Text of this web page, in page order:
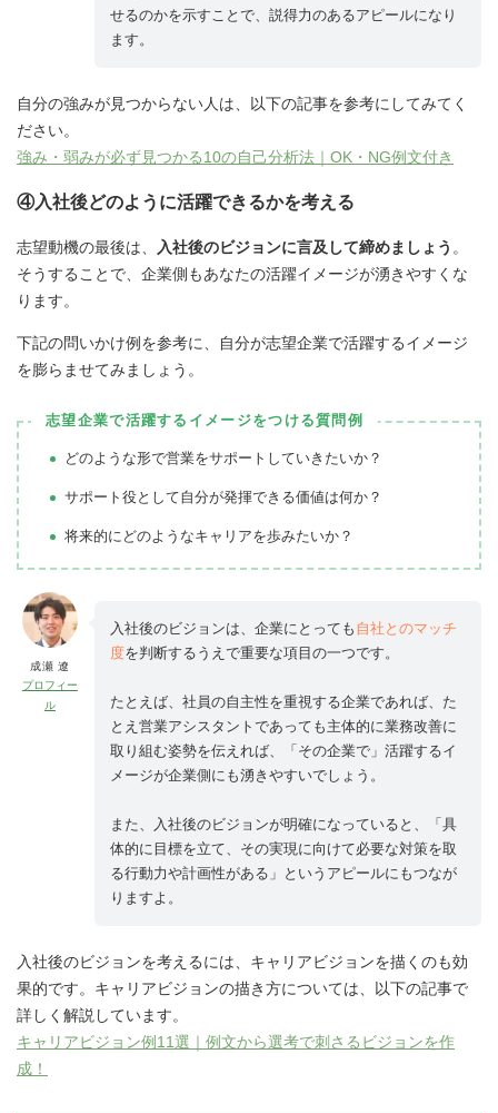
せるのかを示すことで、説得力のあるアピールになり
ます。
自分の強みが見つからない人は、以下の記事を参考にしてみてく
ださい。
強み・弱みが必ず見つかる10の自己分析法｜OK・NG例文付き
④入社後どのように活躍できるかを考える
志望動機の最後は、 入社後のビジョンに言及して締めましょう 。
そうすることで、企業側もあなたの活躍イメージが湧きやすくな
ります。
下記の問いかけ例を参考に、自分が志望企業で活躍するイメージ
を膨らませてみましょう。
志望企業で活躍するイメージをつける質問例
どのような形で営業をサポートしていきたいか？
サポート役として自分が発揮できる価値は何か？
将来的にどのようなキャリアを歩みたいか？
成瀬 遼
プロフィー
ル
入社後のビジョンは、企業にとっても 自社とのマッチ
度を判断するうえで重要な項目の一つです。
たとえば、社員の自主性を重視する企業であれば、た
とえ営業アシスタントであっても主体的に業務改善に
取り組む姿勢を伝えれば、「その企業で」活躍するイ
メージが企業側にも湧きやすいでしょう。
また、入社後のビジョンが明確になっていると、「具
体的に目標を立て、その実現に向けて必要な対策を取
る行動力や計画性がある」というアピールにもつなが
りますよ。
入社後のビジョンを考えるには、キャリアビジョンを描くのも効
果的です。キャリアビジョンの描き方については、以下の記事で
詳しく解説しています。
キャリアビジョン例11選｜例文から選考で刺さるビジョンを作
成！